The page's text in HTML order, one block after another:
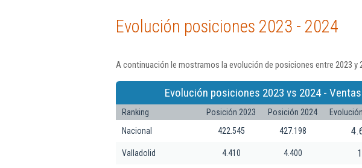
Evolución posiciones 2023 - 2024
A continuación le mostramos la evolución de posiciones entre 2023
Evolución posiciones 2023 vs 2024 - Ventas
Ranking Posición 2023 Posición 2024
Nacional
422.545 427.198
Valladolid 4.410 4.400